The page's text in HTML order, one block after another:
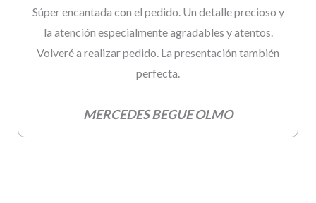
Súper encantada con el pedido. Un detalle precioso y
la atención especialmente agradables y atentos.
Volveré a realizar pedido. La presentación también
perfecta.
MERCEDES BEGUE OLMO